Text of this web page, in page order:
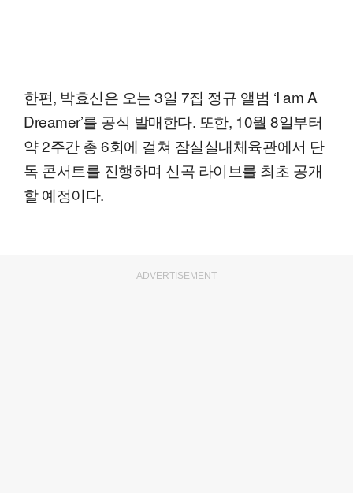
한편, 박효신은 오는 3일 7집 정규 앨범 ‘I am A
Dreamer’를 공식 발매한다. 또한, 10월 8일부터
약 2주간 총 6회에 걸쳐 잠실실내체육관에서 단
독 콘서트를 진행하며 신곡 라이브를 최초 공개
할 예정이다.
ADVERTISEMENT